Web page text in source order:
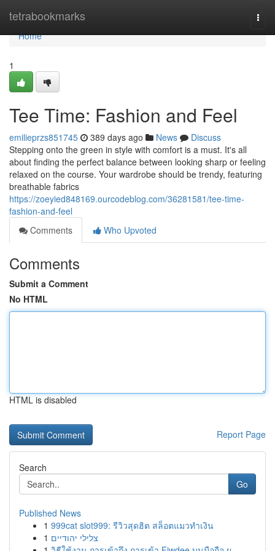
tetrabookmarks
Home
Home
1
Tee Time: Fashion and Feel
emilieprzs851745 389 days ago News
Discuss
Stepping onto the green in style with comfort is a must. It's all
about finding the perfect balance between looking sharp or feeling
relaxed on the course. Your wardrobe should be trendy, featuring
breathable fabrics
https://zoeyied848169.ourcodeblog.com/36281581/tee-time-
fashion-and-feel
Comments
Who Upvoted
Comments
Submit a Comment
No HTML
HTML is disabled
Report Page
Search
Go
Published News
1 999cat slot999: รีวิวสุดฮิต สล็อตแมวทำเงิน
1 צלילי יהודיים